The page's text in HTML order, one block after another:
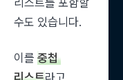
리스트를 포함할
수도 있습니다.
이를 중첩
리스트라고